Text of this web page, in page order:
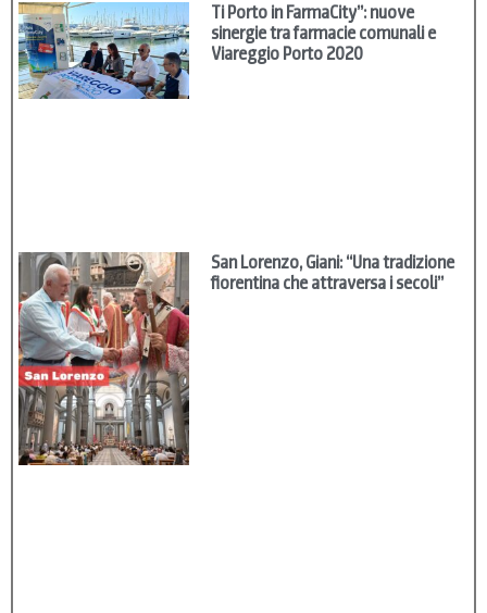
Ti Porto in FarmaCity”: nuove
sinergie tra farmacie comunali e
Viareggio Porto 2020
San Lorenzo, Giani: “Una tradizione
fiorentina che attraversa i secoli”